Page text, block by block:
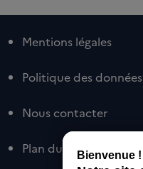
Mentions légales
Politique des données
Nous contacter
Plan du site